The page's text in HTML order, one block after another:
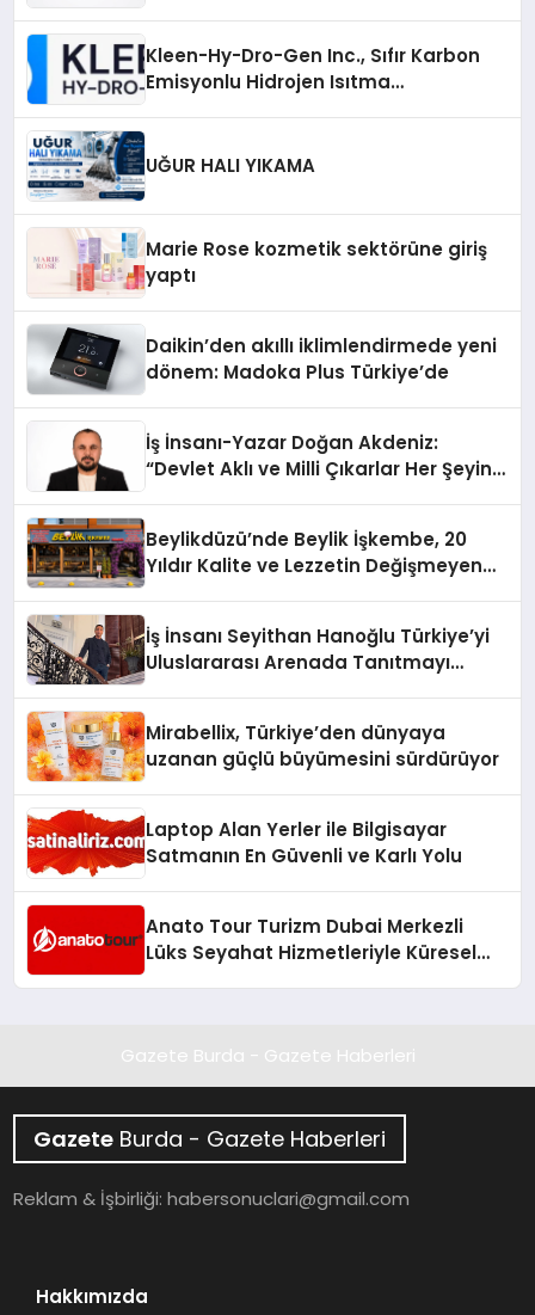
Kleen-Hy-Dro-Gen Inc., Sıfır Karbon
Emisyonlu Hidrojen Isıtma
UĞUR HALI YIKAMA
Marie Rose kozmetik sektörüne giriş
yaptı
Daikin’den akıllı iklimlendirmede yeni
dönem: Madoka Plus Türkiye’de
İş İnsanı-Yazar Doğan Akdeniz:
“Devlet Aklı ve Milli Çıkarlar Her Şeyin
Beylikdüzü’nde Beylik İşkembe, 20
Yıldır Kalite ve Lezzetin Değişmeyen
İş İnsanı Seyithan Hanoğlu Türkiye’yi
Uluslararası Arenada Tanıtmayı
Mirabellix, Türkiye’den dünyaya
uzanan güçlü büyümesini sürdürüyor
Laptop Alan Yerler ile Bilgisayar
Satmanın En Güvenli ve Karlı Yolu
Anato Tour Turizm Dubai Merkezli
Lüks Seyahat Hizmetleriyle Küresel
Gazete Burda - Gazete Haberleri
Gazete Burda - Gazete Haberleri
Reklam & İşbirliği:habersonuclari@gmail.com
Hakkımızda